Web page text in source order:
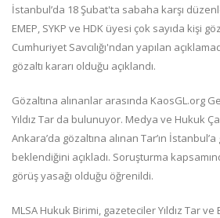
İstanbul’da 18 Şubat'ta sabaha karşı
EMEP, SYKP ve HDK üyesi çok sayıda kişi
Cumhuriyet Savcılığı'ndan yapılan
gözaltı kararı olduğu açıklandı.
Gözaltına alınanlar arasında KaosGL.org
Yıldız Tar da bulunuyor. Medya ve Hukuk
Ankara’da gözaltına alınan Tar’ın
beklendiğini açıkladı. Soruşturma
görüş yasağı olduğu öğrenildi.
MLSA Hukuk Birimi, gazeteciler Yıldız Tar